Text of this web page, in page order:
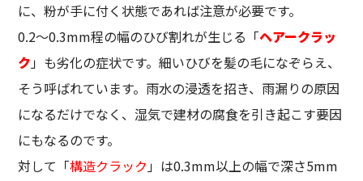
に、粉が手に付く状態であれば注意が必要です。
0.2～0.3mm程の幅のひび割れが生じる「ヘアークラッ
ク」も劣化の症状です。細いひびを髪の毛になぞらえ、
そう呼ばれています。雨水の浸透を招き、雨漏りの原因
になるだけでなく、湿気で建材の腐食を引き起こす要因
にもなるのです。
対して「構造クラック」は0.3mm以上の幅で深さ5mm